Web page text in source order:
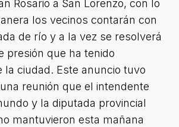
Rosario a San Lorenzo, con lo
los vecinos contarán con
de río y a la vez se resolverá
presión que ha tenido
la ciudad. Este anuncio tuvo
reunión que el intendente
y la diputada provincial
mantuvieron esta mañana